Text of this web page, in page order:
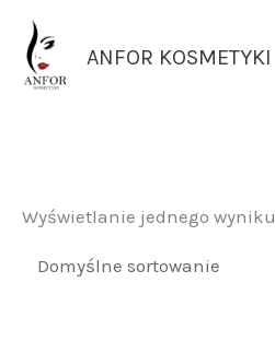
Przejdź
treści
ANFOR KOSMETYKI
Wyświetlanie jednego wyniku